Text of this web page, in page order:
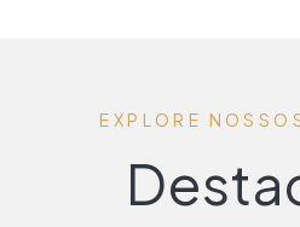
EXPLORE